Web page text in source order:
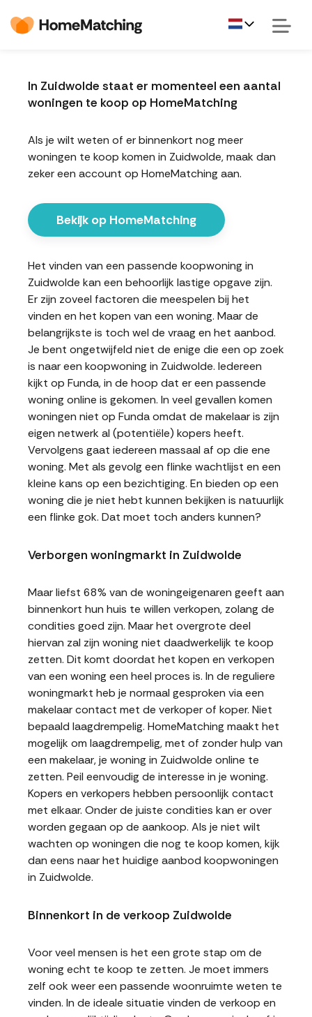
In Zuidwolde staat er momenteel een aantal
woningen te koop op HomeMatching
Als je wilt weten of er binnenkort nog meer
woningen te koop komen in Zuidwolde, maak dan
zeker een account op HomeMatching aan.
Bekijk op HomeMatching
Het vinden van een passende koopwoning in
Zuidwolde kan een behoorlijk lastige opgave zijn.
Er zijn zoveel factoren die meespelen bij het
vinden en het kopen van een woning. Maar de
belangrijkste is toch wel de vraag en het aanbod.
Je bent ongetwijfeld niet de enige die een op zoek
is naar een koopwoning in Zuidwolde. Iedereen
kijkt op Funda, in de hoop dat er een passende
woning online is gekomen. In veel gevallen komen
woningen niet op Funda omdat de makelaar is zijn
eigen netwerk al (potentiële) kopers heeft.
Vervolgens gaat iedereen massaal af op die ene
woning. Met als gevolg een flinke wachtlijst en een
kleine kans op een bezichtiging. En bieden op een
woning die je niet hebt kunnen bekijken is natuurlijk
een flinke gok. Dat moet toch anders kunnen?
Verborgen woningmarkt in Zuidwolde
Maar liefst 68% van de woningeigenaren geeft aan
binnenkort hun huis te willen verkopen, zolang de
condities goed zijn. Maar het overgrote deel
hiervan zal zijn woning niet daadwerkelijk te koop
zetten. Dit komt doordat het kopen en verkopen
van een woning een heel proces is. In de reguliere
woningmarkt heb je normaal gesproken via een
makelaar contact met de verkoper of koper. Niet
bepaald laagdrempelig. HomeMatching maakt het
mogelijk om laagdrempelig, met of zonder hulp van
een makelaar, je woning in Zuidwolde online te
zetten. Peil eenvoudig de interesse in je woning.
Kopers en verkopers hebben persoonlijk contact
met elkaar. Onder de juiste condities kan er over
worden gegaan op de aankoop. Als je niet wilt
wachten op woningen die nog te koop komen, kijk
dan eens naar het huidige aanbod koopwoningen
in Zuidwolde.
Binnenkort in de verkoop Zuidwolde
Voor veel mensen is het een grote stap om de
woning echt te koop te zetten. Je moet immers
zelf ook weer een passende woonruimte weten te
vinden. In de ideale situatie vinden de verkoop en